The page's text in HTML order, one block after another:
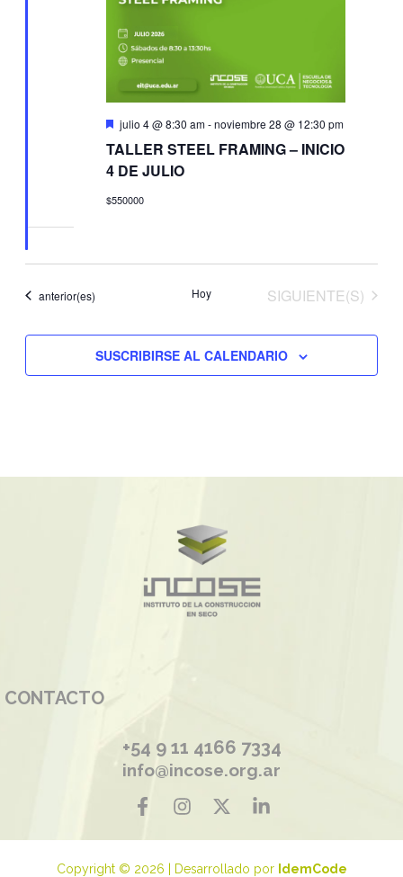
Destacado
julio 4 @ 8:30 am-noviembre 28 @ 12:30 pm
TALLER STEEL FRAMING – INICIO
4 DE JULIO
$550000
Eventos
anterior(es) Hoy EVENTOS
SIGUIENTE(S)
SUSCRIBIRSE AL CALENDARIO
CONTACTO
+54 9 11 4166 7334
info@incose.org.ar
Copyright © 2026 | Desarrollado por IdemCode